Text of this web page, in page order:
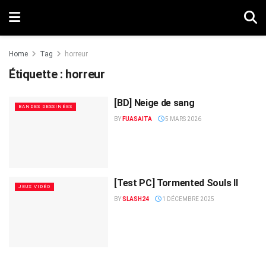
Home Tag horreur
Étiquette : horreur
BANDES DESSINÉES [BD] Neige de sang
BY FUASAITA 5 MARS 2026
JEUX VIDÉO [Test PC] Tormented Souls II
BYSLASH24 1 DÉCEMBRE 2025